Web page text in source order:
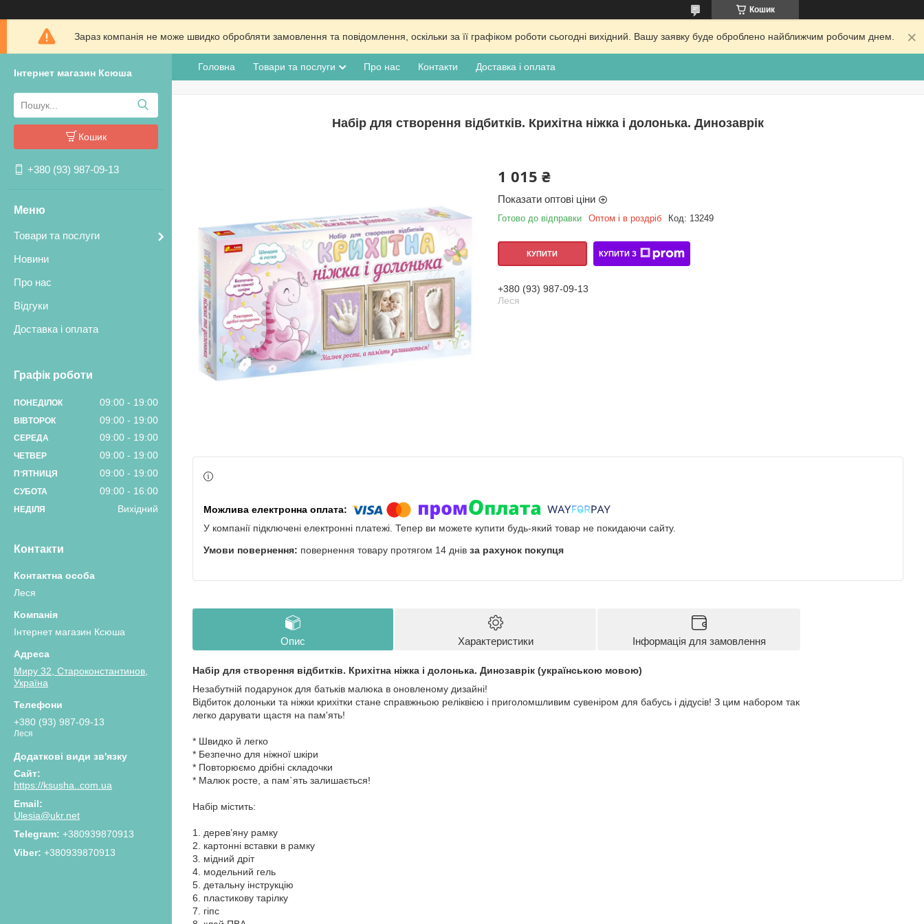
Кошик
Зараз компанія не може швидко обробляти замовлення та повідомлення, оскільки за її графіком роботи сьогодні вихідний. Вашу заявку буде оброблено найближчим робочим днем.
Інтернет магазин Ксюша
Кошик
+380 (93) 987-09-13
Товари та послуги
Новини
Про нас
Відгуки
Доставка і оплата
Графік роботи
ПОНЕДІЛОК 09:00 19:00
ВІВТОРОК 09:00 19:00
СЕРЕДА 09:00 19:00
ЧЕТВЕР 09:00 19:00
ПʼЯТНИЦЯ 09:00 19:00
СУБОТА 09:00 16:00
НЕДІЛЯ Вихідний
Контакти
Леся
Інтернет магазин Ксюша
Миру 32, Староконстантинов,
Україна
+380 (93) 987-09-13
Леся
https://ksusha..com.ua
Ulesia@ukr.net
+380939870913
+380939870913
Головна Товари та послуги Про нас Контакти Доставка і оплата
Набір для створення відбитків. Крихітна ніжка і долонька. Динозаврік
1 015 ₴
Показати оптові ціни
Готово до відправки Оптом і в роздріб Код: 13249
КУПИТИ КУПИТИ З
+380 (93) 987-09-13
Леся
У компанії підключені електронні платежі. Тепер ви можете купити будь-який товар не покидаючи сайту.
повернення товару протягом 14 днів за рахунок покупця
Опис Характеристики Інформація для замовлення
Набір для створення відбитків. Крихітна ніжка і долонька. Динозаврік (українською мовою)
Незабутній подарунок для батьків малюка в оновленому дизайні!
Відбиток долоньки та ніжки крихітки стане справжньою реліквією і приголомшливим сувеніром для бабусь і дідусів! З цим набором так
легко дарувати щастя на пам'ять!
* Швидко й легко
* Безпечно для ніжної шкіри
* Повторюємо дрібні складочки
* Малюк росте, а пам`ять залишається!
Набір містить:
1. дерев’яну рамку
2. картонні вставки в рамку
3. мідний дріт
4. модельний гель
5. детальну інструкцію
6. пластикову тарілку
7. гіпс